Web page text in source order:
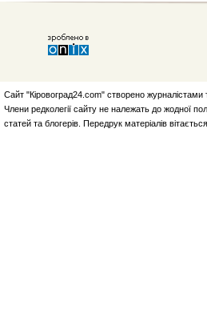
Сайт "Кіровоград24.com" створено журналістами
Члени редколегії сайту не належать до жодної
статей та блогерів. Передрук матеріалів